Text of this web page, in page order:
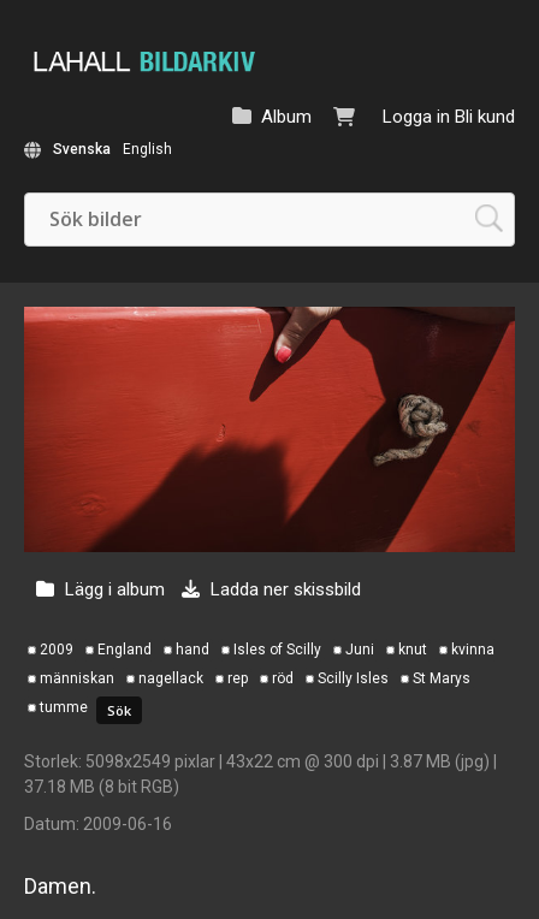
Logga in Bli kund
Album
Svenska English
Lägg i album Ladda ner skissbild
2009 England hand Isles of Scilly Juni knut
kvinna
människan
nagellack rep röd Scilly Isles
St Marys
tumme
Storlek: 5098x2549 pixlar | 43x22 cm @ 300 dpi | 3.87 MB (jpg) |
37.18 MB (8 bit RGB)
Datum: 2009-06-16
Damen.